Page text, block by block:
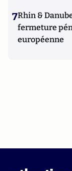
7Rhin &
fermeture
européenne